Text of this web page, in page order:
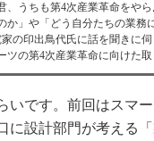
、うちも第4次産業革命をや
か」や「どう自分たちの業
の印出鳥代氏に話を聞きに
ツの第4次産業革命に向けた
いです。前回はスマ
に設計部門が考える